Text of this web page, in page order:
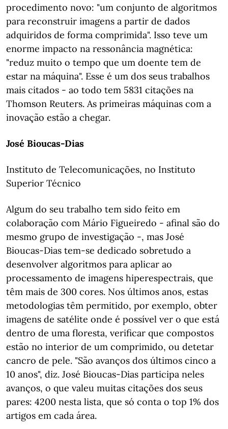
procedimento novo: "um conjunto de algoritmos
para reconstruir imagens a partir de dados
adquiridos de forma comprimida". Isso teve um
enorme impacto na ressonância magnética:
"reduz muito o tempo que um doente tem de
estar na máquina". Esse é um dos seus trabalhos
mais citados - ao todo tem 5831 citações na
Thomson Reuters. As primeiras máquinas com a
inovação estão a chegar.
José Bioucas-Dias
Instituto de Telecomunicações, no Instituto
Superior Técnico
Algum do seu trabalho tem sido feito em
colaboração com Mário Figueiredo - afinal são do
mesmo grupo de investigação -, mas José
Bioucas-Dias tem-se dedicado sobretudo a
desenvolver algoritmos para aplicar ao
processamento de imagens hiperespectrais, que
têm mais de 300 cores. Nos últimos anos, estas
metodologias têm permitido, por exemplo, obter
imagens de satélite onde é possível ver o que está
dentro de uma floresta, verificar que compostos
estão no interior de um comprimido, ou detetar
cancro de pele. "São avanços dos últimos cinco a
10 anos", diz. José Bioucas-Dias participa neles
avanços, o que valeu muitas citações dos seus
pares: 4200 nesta lista, que só conta o top 1% dos
artigos em cada área.